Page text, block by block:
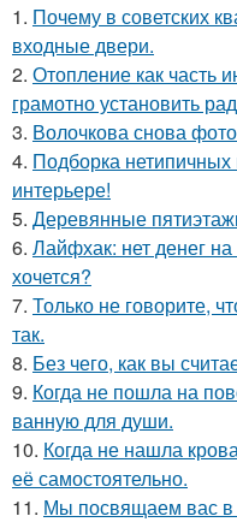
1. Почему в советских
входные двери.
2. Отопление как часть
грамотно установить
3. Волочкова снова
4. Подборка
интерьере!
5. Деревянные
6. Лайфхак: нет денег
хочется?
7. Только не говорите,
так.
8. Без чего, как вы
9. Когда не пошла на
ванную для души.
10. Когда не нашла
её самостоятельно.
11. Мы посвящаем вас